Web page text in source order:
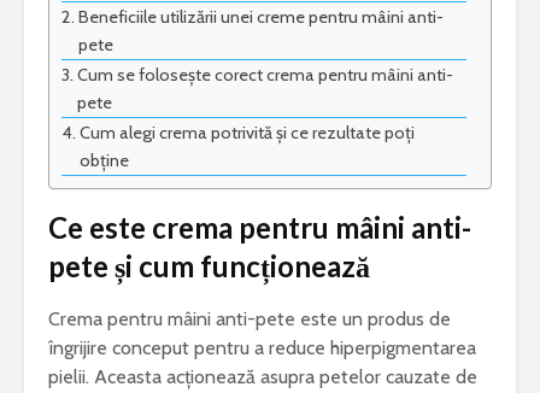
Beneficiile utilizării unei creme pentru mâini anti-
pete
Cum se folosește corect crema pentru mâini anti-
pete
Cum alegi crema potrivită și ce rezultate poți
obține
Ce este crema pentru mâini anti-
pete și cum funcționează
Crema pentru mâini anti-pete este un produs de
îngrijire conceput pentru a reduce hiperpigmentarea
pielii. Aceasta acționează asupra petelor cauzate de